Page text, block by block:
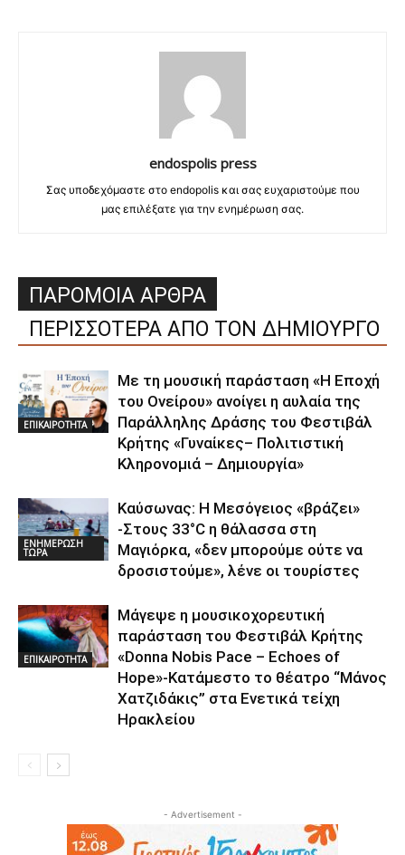
endospolis press
Σας υποδεχόμαστε στο endopolis και σας ευχαριστούμε που
μας επιλέξατε για την ενημέρωση σας.
ΠΑΡΟΜΟΙΑ ΑΡΘΡΑ
ΠΕΡΙΣΣΟΤΕΡΑ ΑΠΟ ΤΟΝ ΔΗΜΙΟΥΡΓΟ
ΕΠΙΚΑΙΡΟΤΗΤΑ
Με τη μουσική παράσταση «Η Εποχή
του Ονείρου» ανοίγει η αυλαία της
Παράλληλης Δράσης του Φεστιβάλ
Κρήτης «Γυναίκες– Πολιτιστική
Κληρονομιά – Δημιουργία»
ΕΝΗΜΕΡΩΣΗ
ΤΩΡΑ
Καύσωνας: Η Μεσόγειος «βράζει»
-Στους 33°C η θάλασσα στη
Μαγιόρκα, «δεν μπορούμε ούτε να
δροσιστούμε», λένε οι τουρίστες
ΕΠΙΚΑΙΡΟΤΗΤΑ
Μάγεψε η μουσικοχορευτική
παράσταση του Φεστιβάλ Κρήτης
«Donna Nobis Pace – Echoes of
Hope»-Κατάμεστο το θέατρο “Μάνος
Χατζιδάκις” στα Ενετικά τείχη
Ηρακλείου
- Advertisement -